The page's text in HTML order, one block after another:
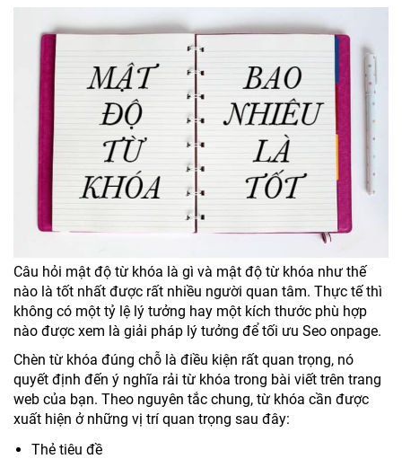
Câu hỏi mật độ từ khóa là gì và mật độ từ khóa như thế
nào là tốt nhất được rất nhiều người quan tâm. Thực tế thì
không có một tỷ lệ lý tưởng hay một kích thước phù hợp
nào được xem là giải pháp lý tưởng để tối ưu Seo onpage.
Chèn từ khóa đúng chỗ là điều kiện rất quan trọng, nó
quyết định đến ý nghĩa rải từ khóa trong bài viết trên trang
web của bạn. Theo nguyên tắc chung, từ khóa cần được
xuất hiện ở những vị trí quan trọng sau đây:
Thẻ tiêu đề